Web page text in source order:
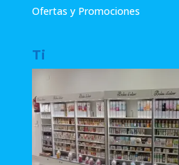
Ofertas y Promociones
Ti